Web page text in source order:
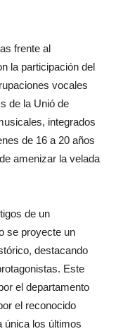
frente al
la participación del
vocales
de la Unió de
integrados
de 16 a 20 años
amenizar la velada
de un
se proyecte un
destacando
Este
el departamento
el reconocido
única los últimos